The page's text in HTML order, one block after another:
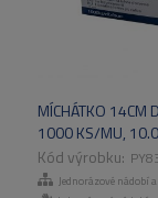
MÍCHÁTKO 14CM
1000 KS/MU,
Jednorázové nádobí